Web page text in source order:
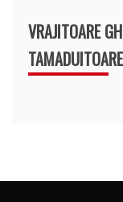
VRAJITOARE